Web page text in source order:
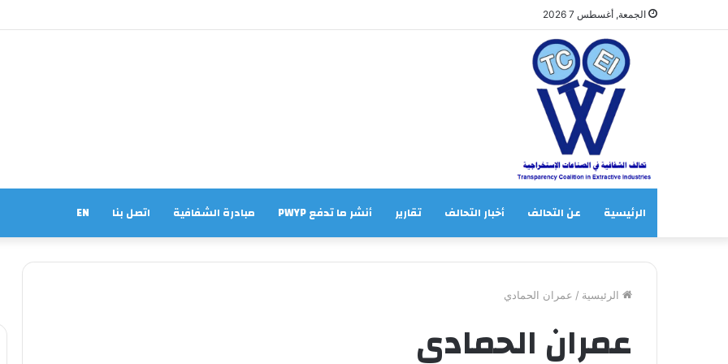
الجمعة, أغسطس 7 2026
الرئيسية عن التحالف أخبار التحالف تقارير أنشر ما تدفع PWYP مبادرة الشفافية اتصل بنا EN
الرئيسية / عمران الحمادي
عمران الحمادي